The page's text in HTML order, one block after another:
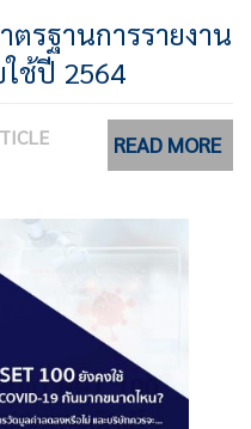
รฐานการรายงาน
ช้ปี 2564
READ MORE